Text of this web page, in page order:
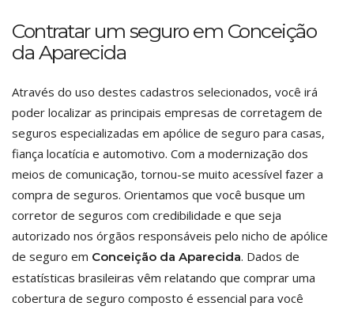
Contratar um seguro em Conceição
da Aparecida
Através do uso destes cadastros selecionados, você irá
poder localizar as principais empresas de corretagem de
seguros especializadas em apólice de seguro para casas,
fiança locatícia e automotivo. Com a modernização dos
meios de comunicação, tornou-se muito acessível fazer a
compra de seguros. Orientamos que você busque um
corretor de seguros com credibilidade e que seja
autorizado nos órgãos responsáveis pelo nicho de apólice
de seguro em Conceição da Aparecida. Dados de
estatísticas brasileiras vêm relatando que comprar uma
cobertura de seguro composto é essencial para você